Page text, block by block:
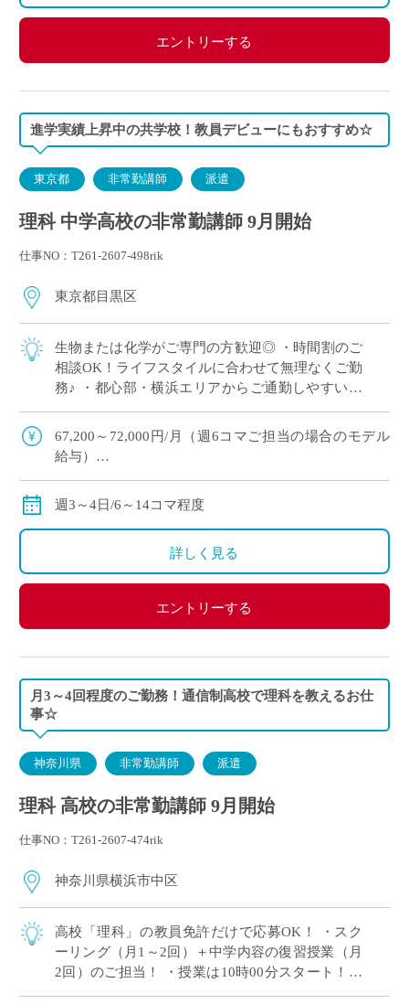
エントリーする
進学実績上昇中の共学校！教員デビューにもおすすめ☆
東京都 非常勤講師 派遣
理科 中学高校の非常勤講師 9月開始
仕事NO：T261-2607-498rik
東京都目黒区
生物または化学がご専門の方歓迎◎ ・時間割のご
相談OK！ライフスタイルに合わせて無理なくご勤
務♪ ・都心部・横浜エリアからご通勤しやすい好
67,200～72,000円/月（週6コマご担当の場合のモデル
給与）
ル給与）
週3～4日/6～14コマ程度
詳しく見る
エントリーする
月3～4回程度のご勤務！通信制高校で理科を教えるお仕
事☆
神奈川県 非常勤講師 派遣
理科 高校の非常勤講師 9月開始
仕事NO：T261-2607-474rik
神奈川県横浜市中区
高校「理科」の教員免許だけで応募OK！ ・スク
ーリング（月1～2回）＋中学内容の復習授業（月
2回）のご担当！ ・授業は10時00分スタート！朝